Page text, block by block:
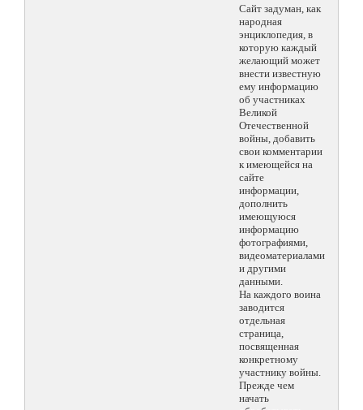
Сайт задуман, как
народная
энциклопедия, в
которую каждый
желающий может
внести известную
ему информацию
об участниках
Великой
Отечественной
войны, добавить
свои комментарии
к имеющейся на
сайте
информации,
дополнить
имеющуюся
информацию
фотографиями,
видеоматериалами
и другими
данными.
На каждого воина
заводится
отдельная
страница,
посвященная
конкретному
участнику войны.
Прежде чем
начать